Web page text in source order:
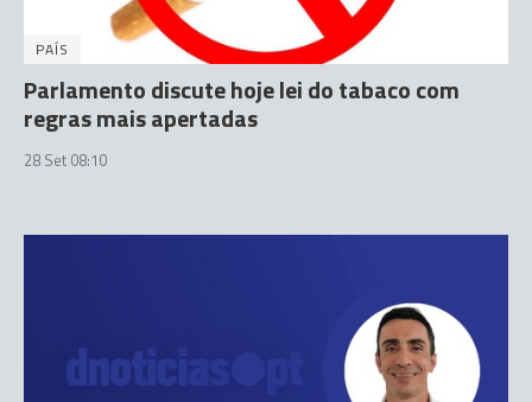
PAÍS
Parlamento discute hoje lei do tabaco com
regras mais apertadas
28 Set 08:10